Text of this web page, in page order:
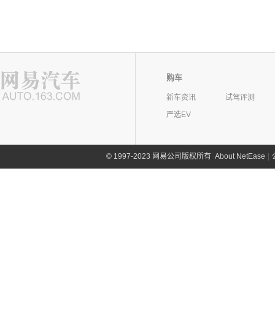
购车
新车资讯
试驾评测
严选EV
©1997-2023 网易公司版权所有 About NetEase